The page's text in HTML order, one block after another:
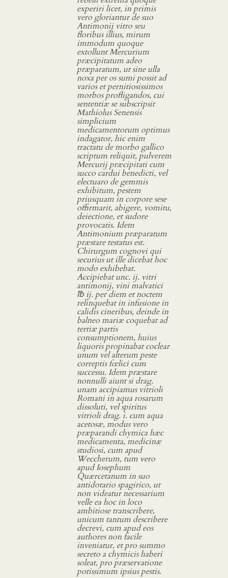
experiri licet, in primis
vero gloriantur de suo
Antimonij vitro seu
floribus illius, mirum
immodum quoque
extollunt Mercurium
præcipitatum adeo
præparatum, ut sine ulla
noxa per os sumi possit ad
varios et pernitiosissimos
morbos profligandos, cui
sententiæ se subscripsit
Mathiolus Senensis
simplicium
medicamentorum optimus
indagator, hic enim
tractatu de morbo gallico
scriptum reliquit, pulverem
Mercurij præcipitati cum
succo cardui benedicti, vel
electuaro de gemmis
exhibitum, pestem
priusquam in corpore sese
offirmarit, abigere, vomitu,
deiectione, et sudore
provocatis. Idem
Antimonium præparatum
præstare testatus est.
Chirurgum cognovi qui
securius ut ille dicebat hoc
modo exhibebat.
Accipiebat unc. ij. vitri
antimonij, vini malvatici
℔ ij. per diem et noctem
relinquebat in infusione in
calidis cineribus, deinde in
balneo mariæ coquebat ad
tertiæ partis
consumptionem, huius
liquoris propinabat coclear
unum vel alterum peste
correptis fœlici cum
successu. Idem præstare
nonnulli aiunt si drag.
unam accipiamus vitrioli
Romani in aqua rosarum
dissoluti, vel spiritus
vitrioli drag. i. cum aqua
acetosæ, modus vero
præparandi chymica hæc
medicamenta, medicinæ
studiosi, cum apud
Weccherum, tum vero
apud Iosephum
Quærcetanum in suo
antidotario spagirico, ut
non videatur necessarium
velle ea hoc in loco
ambitiose transcribere,
unicum tantum describere
decrevi, cum apud eos
authores non facile
inveniatur, et pro summo
secreto a chymicis haberi
soleat, pro præservatione
potissimum ipsius pestis.